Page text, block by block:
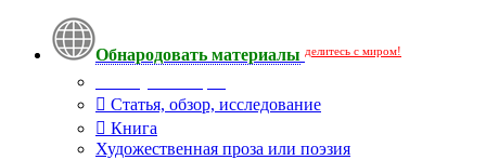
Обнародовать материалы делитесь с миром!
Статья, обзор, исследование
Книга
Художественная проза или поэзия